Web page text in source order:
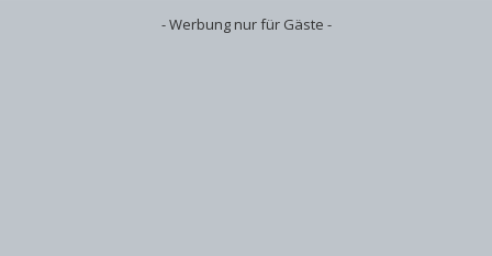
- Werbung nur für Gäste -